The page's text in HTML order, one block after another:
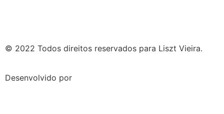
© 2022 Todos direitos reservados para Liszt Vieira.
Desenvolvido por